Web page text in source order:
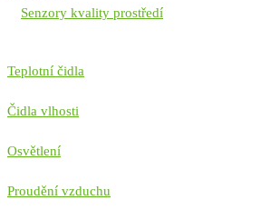
Senzory kvality prostředí
Teplotní čidla
Čidla vlhosti
Osvětlení
Proudění vzduchu